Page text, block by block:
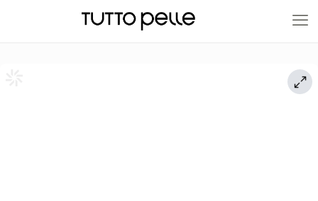
20% EN PRODUCTOS A FABRICACIÓN